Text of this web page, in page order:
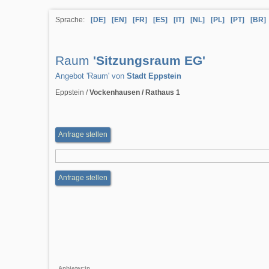
Sprache: [DE] [EN] [FR] [ES] [IT] [NL] [PL] [PT] [BR]
Raum 'Sitzungsraum EG'
Angebot 'Raum' von Stadt Eppstein
Eppstein /Vockenhausen / Rathaus 1
Anfrage stellen
Anfrage stellen